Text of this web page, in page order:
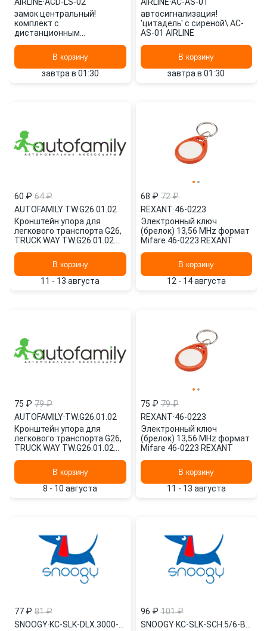
замок центральный!
комплект с
дистанционным
AIRLINE
В корзину
завтра в 01:30
автосигнализация!
'цитадель' с сиреной\ AC-
AS-01 AIRLINE
В корзину
завтра в 01:30
60 ₽ 64 ₽
AUTOFAMILY·TW.G26.01.02
Кронштейн упора для
легкового транспорта G26,
TRUCK WAY TW.G26.01.02
В корзину
11 - 13 августа
68 ₽ 72 ₽
REXANT·46-0223
Электронный ключ
(брелок) 13,56 MHz формат
Mifare 46-0223 REXANT
В корзину
12 - 14 августа
75 ₽ 79 ₽
AUTOFAMILY·TW.G26.01.02
Кронштейн упора для
легкового транспорта G26,
TRUCK WAY TW.G26.01.02
В корзину
8 - 10 августа
75 ₽ 79 ₽
REXANT·46-0223
Электронный ключ
(брелок) 13,56 MHz формат
Mifare 46-0223 REXANT
В корзину
11 - 13 августа
77 ₽ 81 ₽
SNOOGY·
96 ₽ 101 ₽
SNOOGY·